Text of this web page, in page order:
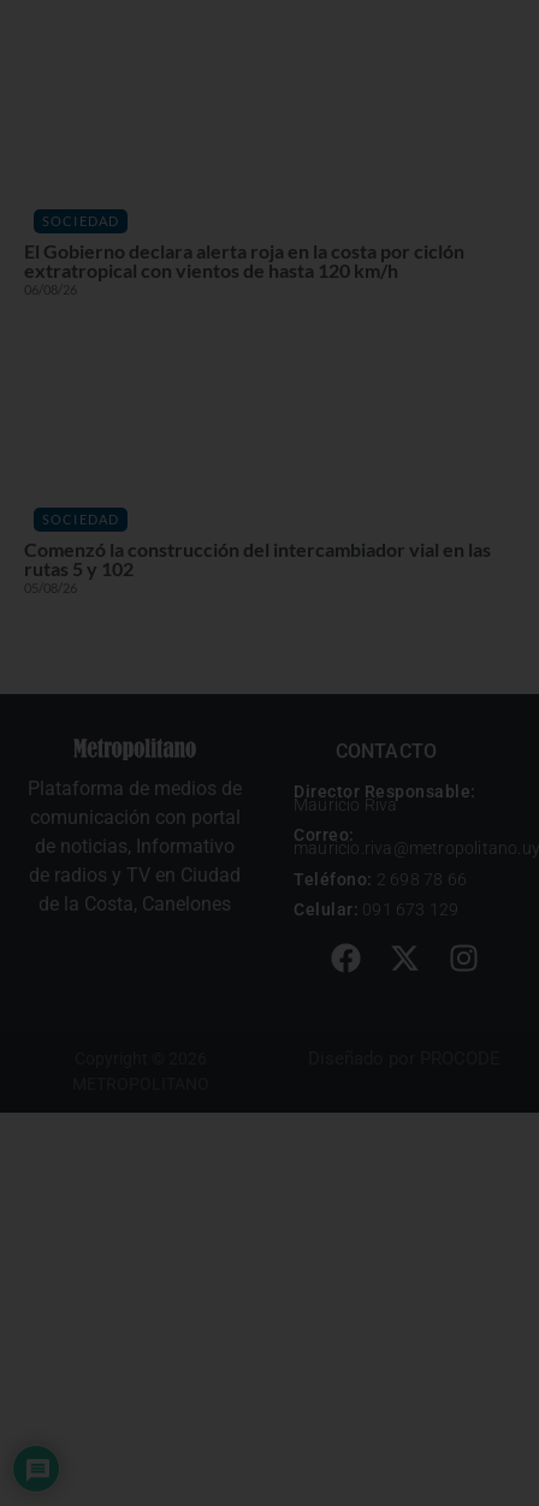
SOCIEDAD
El Gobierno declara alerta roja en la costa por ciclón
extratropical con vientos de hasta 120 km/h
06/08/26
SOCIEDAD
Comenzó la construcción del intercambiador vial en las
rutas 5 y 102
05/08/26
Plataforma de medios de
comunicación con portal
de noticias, Informativo
de radios y TV en Ciudad
de la Costa, Canelones
CONTACTO
Director Responsable:
Mauricio Riva
Correo:
mauricio.riva@metropolitano.uy
Teléfono: 2 698 78 66
Celular: 091 673 129